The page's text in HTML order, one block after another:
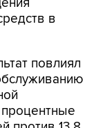
повлиял
против 13,8
году. В